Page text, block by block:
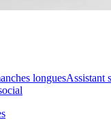
longuesAssistant